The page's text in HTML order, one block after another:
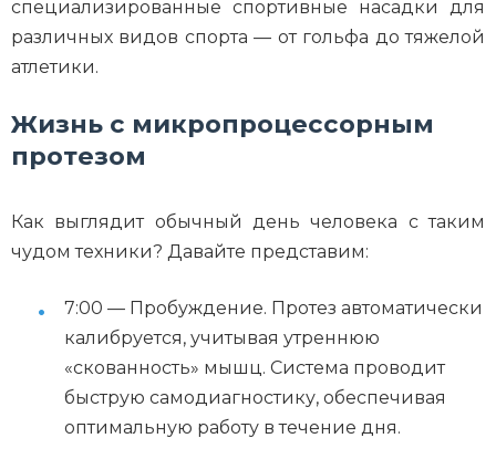
специализированные спортивные насадки для
различных видов спорта — от гольфа до тяжелой
атлетики.
Жизнь с микропроцессорным
протезом
Как выглядит обычный день человека с таким
чудом техники? Давайте представим:
7:00 — Пробуждение. Протез автоматически
калибруется, учитывая утреннюю
«скованность» мышц. Система проводит
быструю самодиагностику, обеспечивая
оптимальную работу в течение дня.